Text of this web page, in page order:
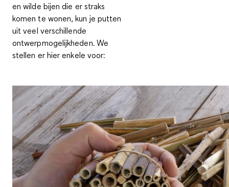
en wilde bijen die er straks
komen te wonen, kun je putten
uit veel verschillende
ontwerpmogelijkheden. We
stellen er hier enkele voor: